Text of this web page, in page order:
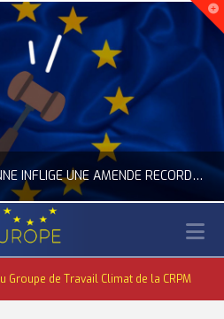
LA COMMISSION EUROPÉENNE INFLIGE UNE AMENDE RECORD À GOOGLE
REPRÉSENTATION D’OCCITANIE EUROPE, NUMÉRIQUE- DIGITAL
Groupe de Travail Climat de la CRPM